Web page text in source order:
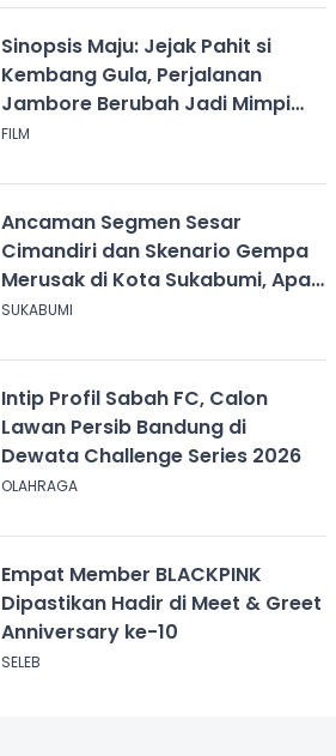
Sinopsis Maju: Jejak Pahit si
Kembang Gula, Perjalanan
Jambore Berubah Jadi Mimpi
Buruk
FILM
Ancaman Segmen Sesar
Cimandiri dan Skenario Gempa
Merusak di Kota Sukabumi, Apa
yang Harus Dilakukan?
SUKABUMI
Intip Profil Sabah FC, Calon
Lawan Persib Bandung di
Dewata Challenge Series 2026
OLAHRAGA
Empat Member BLACKPINK
Dipastikan Hadir di Meet & Greet
Anniversary ke-10
SELEB